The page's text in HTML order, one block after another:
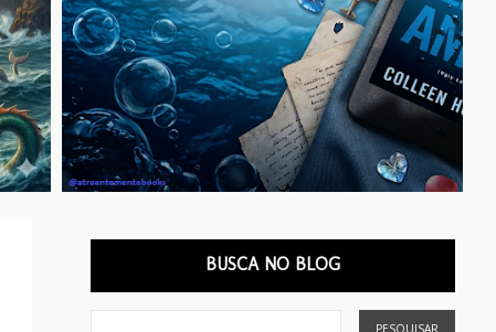
BUSCA NO BLOG